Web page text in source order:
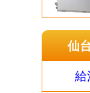
仙
給